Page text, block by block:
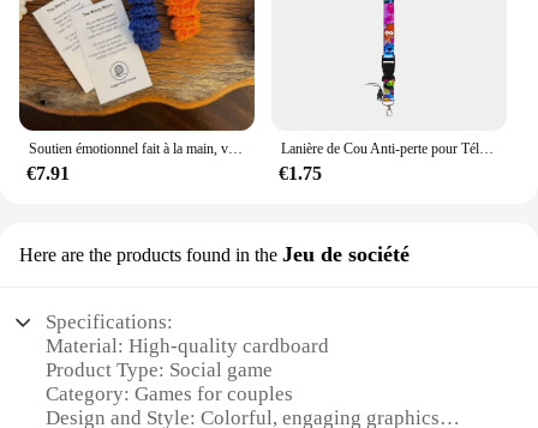
Soutien émotionnel fait à la main, ver d'inquiétude en crochet, cadeau inspirant, mignon avec tout, facile à utiliser C
€7.91
Lanière de Cou Anti-perte pour Téléphone, Sangle de Cou, Ornements de Face, Accessoires de Film Animé, Cadeaux
€1.75
Here are the products found in the Jeu de société
Specifications:
Material: High-quality cardboard
Product Type: Social game
Category: Games for couples
Design and Style: Colorful, engaging graphics